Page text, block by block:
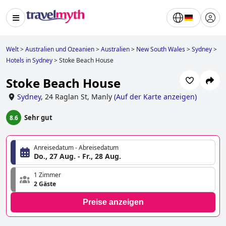
Welt>Australien und Ozeanien>Australien> New South Wales>Sydney>
Hotels in Sydney>Stoke Beach House
Stoke Beach House
Sydney, 24 Raglan St, Manly (Auf der Karte anzeigen)
8.6 Sehr gut
Anreisedatum - Abreisedatum
Do., 27 Aug. - Fr., 28 Aug.
1 Zimmer
2 Gäste
Preise anzeigen